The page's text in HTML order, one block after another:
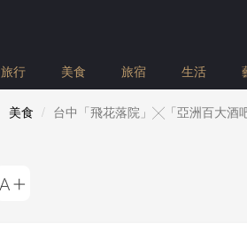
旅行 美食 旅宿 生活
美食 台中「飛花落院」╳「亞洲百大酒